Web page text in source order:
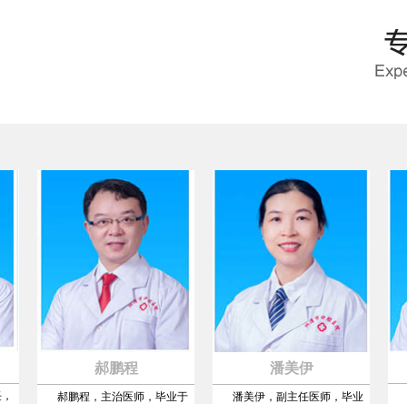
郝鹏程
郝鹏程，主治医师，毕业于
潘美伊
潘美伊，副主任医师，毕业